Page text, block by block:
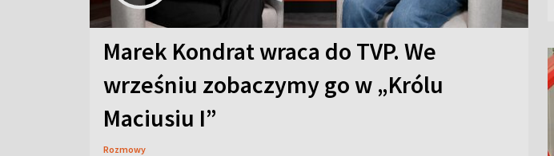
Marek Kondrat wraca do TVP. We
wrześniu zobaczymy go w „Królu
Maciusiu I”
Rozmowy